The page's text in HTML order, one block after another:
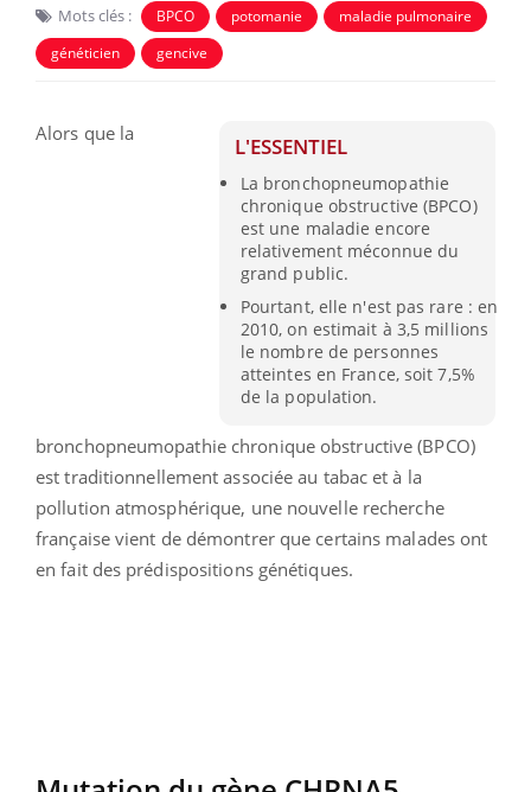
Mots clés : BPCO potomanie
maladie pulmonaire
généticien
gencive
L'ESSENTIEL
La bronchopneumopathie
chronique obstructive (BPCO)
est une maladie encore
relativement méconnue du
grand public.
Pourtant, elle n'est pas rare : en
2010, on estimait à 3,5 millions
le nombre de personnes
atteintes en France, soit 7,5%
de la population.
Alors que la
bronchopneumopathie chronique obstructive (BPCO)
est traditionnellement associée au tabac et à la
pollution atmosphérique, une nouvelle recherche
française vient de démontrer que certains malades ont
en fait des prédispositions génétiques.